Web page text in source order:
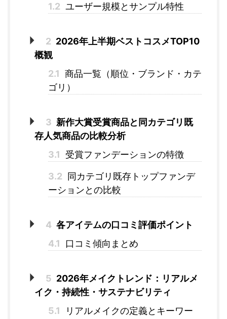
1.2 ユーザー規模とサンプル特性
2 2026年上半期ベストコスメTOP10
概観
2.1 商品一覧（順位・ブランド・カテ
ゴリ）
3 新作大賞受賞商品と同カテゴリ既
存人気商品の比較分析
3.1
受賞ファンデーションの特徴
3.2
同カテゴリ既存トップファンデ
ーションとの比較
4 各アイテムの口コミ評価ポイント
4.1
口コミ傾向まとめ
5 2026年メイクトレンド：リアルメ
イク・持続性・サステナビリティ
5.1
リアルメイクの定義とキーワー